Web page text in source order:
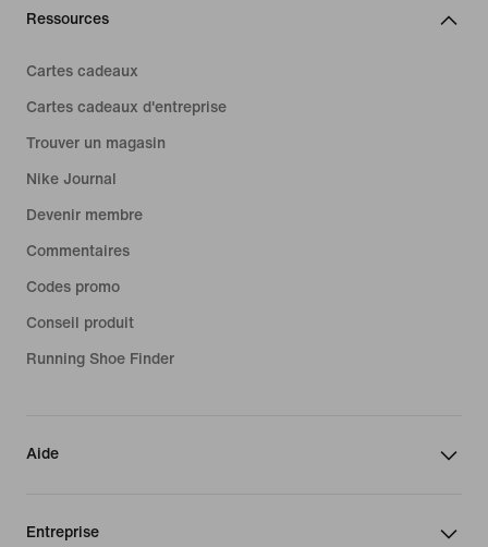
Ressources
Cartes cadeaux
Cartes cadeaux d'entreprise
Trouver un magasin
Nike Journal
Devenir membre
Commentaires
Codes promo
Conseil produit
Running Shoe Finder
Aide
Entreprise